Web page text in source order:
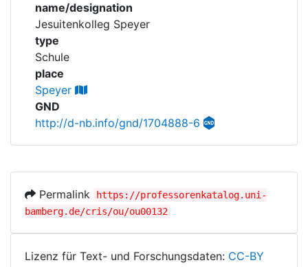
Historic matricle
registry
name/designation
Jesuitenkolleg Speyer
type
Schule
place
Speyer
GND
http://d-nb.info/gnd/1704888-6
Permalink
https://professorenkatalog.uni-
bamberg.de/cris/ou/ou00132
Lizenz für Text- und Forschungsdaten: CC-BY